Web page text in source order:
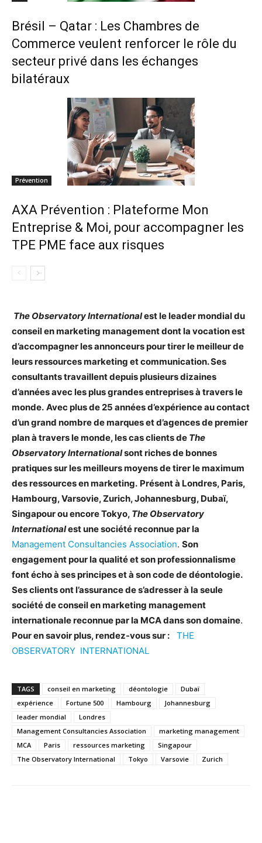
Brésil – Qatar : Les Chambres de
Commerce veulent renforcer le rôle du
secteur privé dans les échanges
bilatéraux
Prévention
AXA Prévention : Plateforme Mon
Entreprise & Moi, pour accompagner les
TPE PME face aux risques
The Observatory Internationalest le leader mondial du
conseil en marketing management dont la vocation est
d’accompagner les annonceurs pour tirer le meilleur de
leurs ressources marketing et communication. Ses
consultants travaillent depuis plusieurs dizaines
d’années avec les plus grandes entreprises à travers le
monde. Avec plus de 25 années d’expérience au contact
d’un grand nombre de marques et d’agences de premier
plan à travers le monde, les cas clients de The
Observatory Internationalsont riches de bonnes
pratiques sur les meilleurs moyens de tirer le maximum
des ressources en marketing. Présent à Londres, Paris,
Hambourg, Varsovie, Zurich, Johannesburg, Dubaï,
Singapour ou encore Tokyo, The Observatory
Internationalest une société reconnue par la
Management Consultancies Association. Son
engagement pour la qualité et son professionnalisme
font écho à ses principes et à son code de déontologie.
Ses clients ont l’assurance de s’adresser à la seule
société de conseil en marketing management
internationale reconnue par la MCA dans son domaine.
Pour en savoir plus, rendez-vous sur :
THE
OBSERVATORY INTERNATIONAL
TAGS conseil en marketing déontologie
Dubaï
expérience
Fortune 500 Hambourg
Johannesburg
leader mondial
Londres
Management Consultancies Association
marketing management
MCA
Paris ressources marketing
Singapour
The Observatory International
Tokyo Varsovie Zurich